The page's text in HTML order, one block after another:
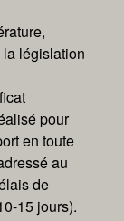
législation
pour
en toute
au
de
15 jours).